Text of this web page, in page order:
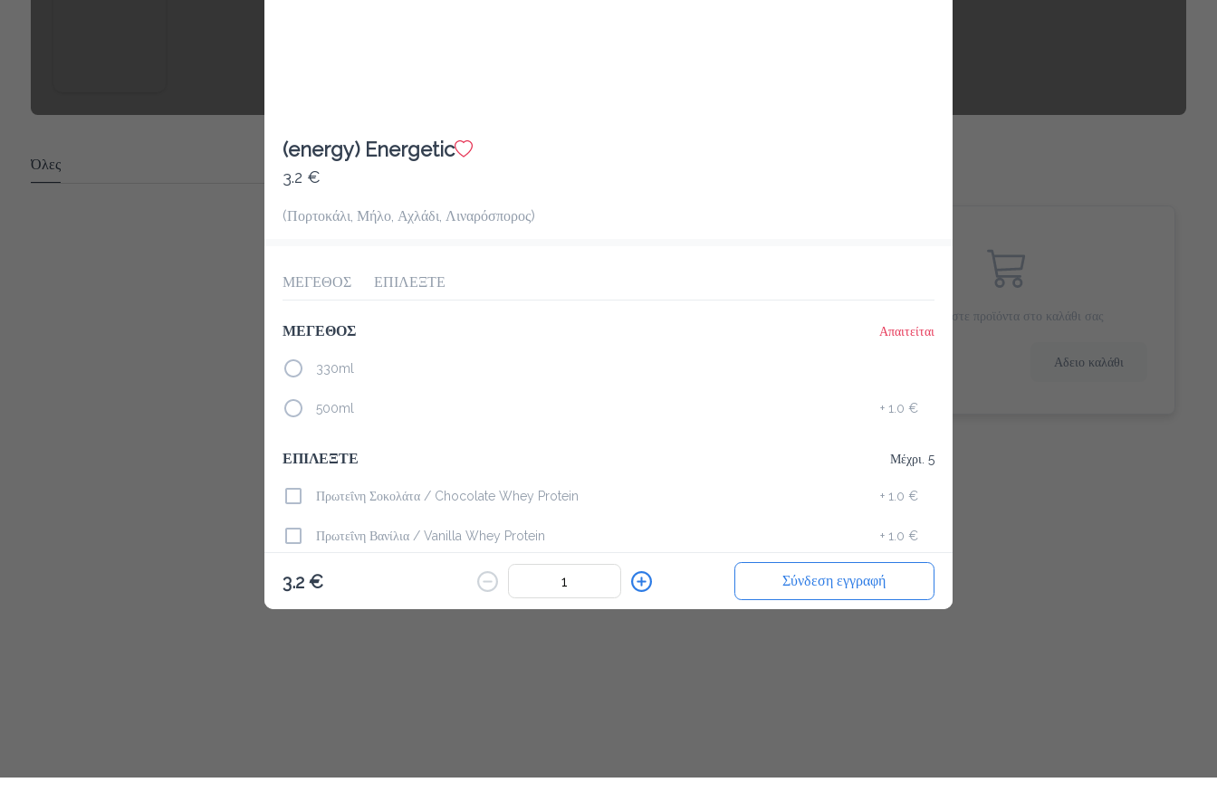
Όλες
Το μενού δεν είναι διαθέσιμο.
Προσθέστε προϊόντα στο καλάθι σας
Αδειο καλάθι
(energy) Energetic
3.2 €
(Πορτοκάλι, Μήλο, Αχλάδι, Λιναρόσπορος)
ΜΕΓΕΘΟΣ ΕΠΙΛΕΞΤΕ
ΜΕΓΕΘΟΣ Απαιτείται
330ml
500ml + 1.0 €
ΕΠΙΛΕΞΤΕ Μέχρι. 5
Πρωτεΐνη Σοκολάτα / Chocolate Whey Protein + 1.0 €
Πρωτεΐνη Βανίλια / Vanilla Whey Protein + 1.0 €
Σπιρουλίνα / Spirulina +
3.2 € Σύνδεση εγγραφή